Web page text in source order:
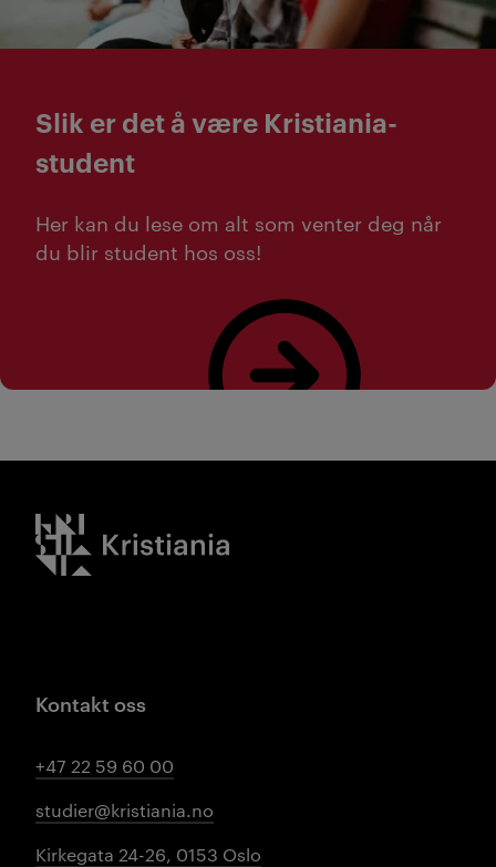
Slik er det å være Kristiania-
student
Her kan du lese om alt som venter deg når
du blir student hos oss!
Les om livet på campus og det sosiale miljøet her!
Kristiania logo
Kontakt oss
+47 22 59 60 00
studier@kristiania.no
Kirkegata 24-26, 0153 Oslo